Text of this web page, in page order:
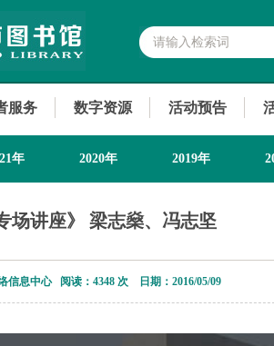
服务 数字资源 活动预告
年 2020年 2019年
场讲座》 梁志燊、冯志坚
信息中心 阅读： 4348 次 日期：2016/05/09